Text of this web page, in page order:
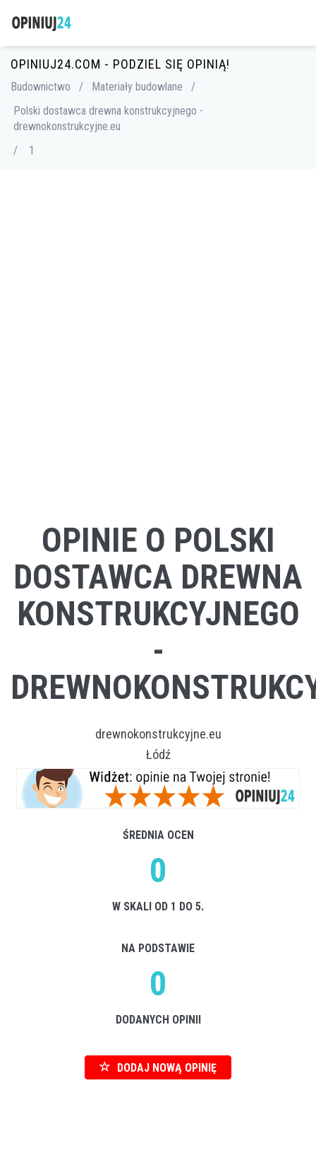
OPINIUJ24.COM - PODZIEL SIĘ OPINIĄ!
Budownictwo / Materiały budowlane
/
Polski dostawca drewna konstrukcyjnego -
drewnokonstrukcyjne.eu
/
1
OPINIE O POLSKI
DOSTAWCA DREWNA
KONSTRUKCYJNEGO
-
drewnokonstrukcyjne.eu
Łódź
ŚREDNIA OCEN
0
W SKALI OD 1 DO 5.
NA PODSTAWIE
0
DODANYCH OPINII
DODAJ NOWĄ OPINIĘ